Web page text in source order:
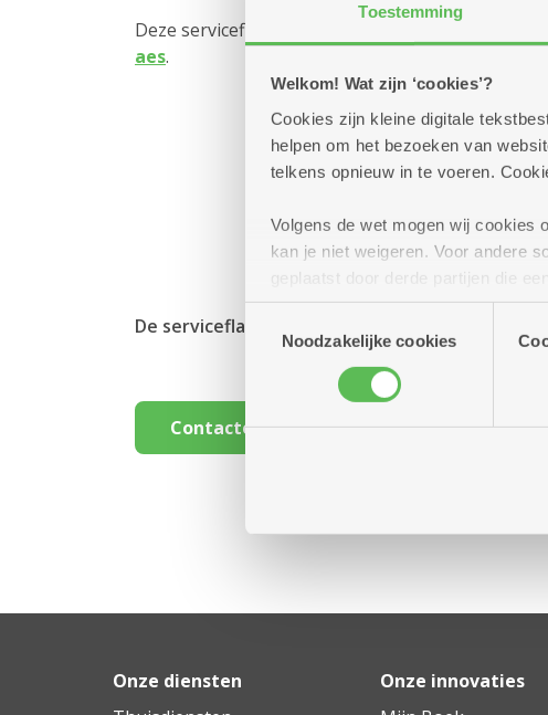
Toestemming
Welkom! Wat zijn ‘cookies’?
Cookies zijn kleine digitale
helpen om het bezoeken van
telkens opnieuw in te voeren.
Volgens de wet mogen wij cookies
kan je niet weigeren. Voor andere
geplaatst door derde partijen die
(geanonimiseerd) gebruik van
Noodzakelijke cookies
Deze serviceflats maken deel uit van de site
aes.
De serviceflat van uw voorkeur gevonden? Of
Contacteer ons
Onze diensten
Onze innovaties